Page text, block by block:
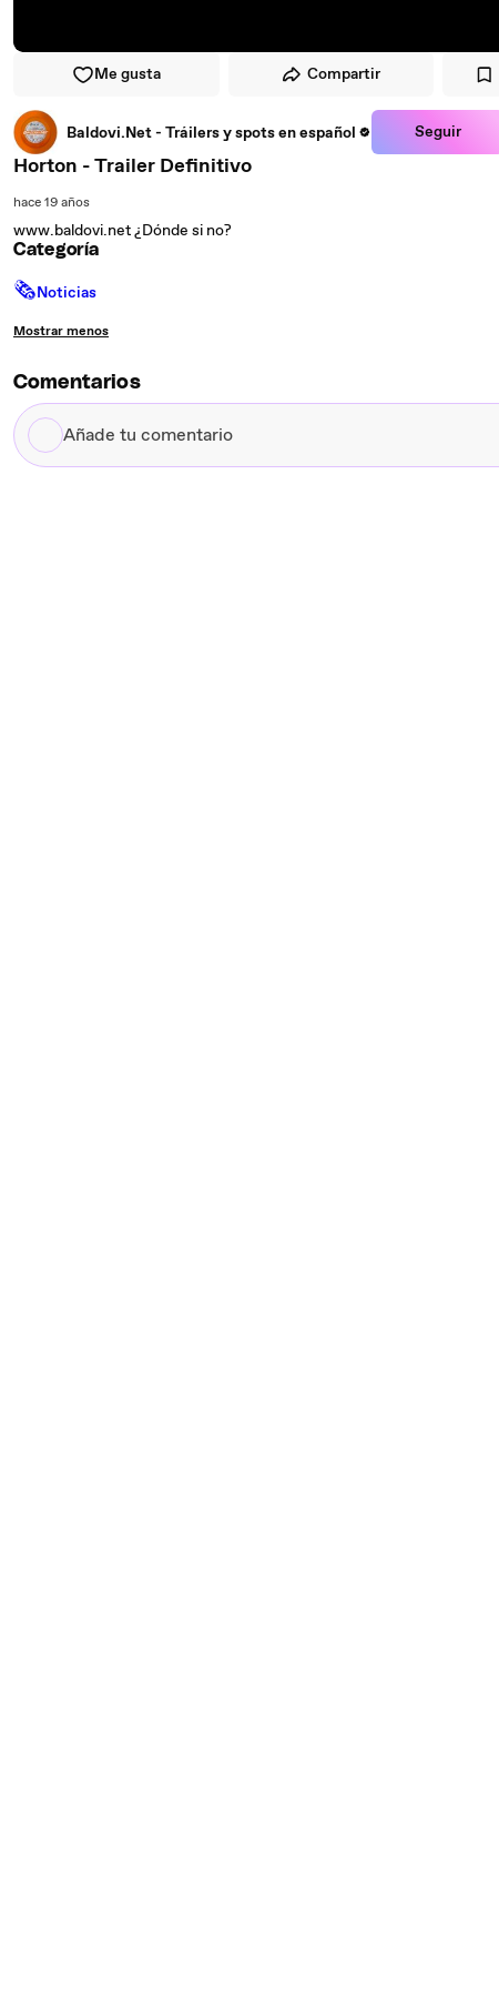
Me gusta Compartir
Baldovi.Net - Tráilers y spots en español Seguir
Horton - Trailer Definitivo
hace 19 años
www.baldovi.net ¿Dónde si no?
Categoría
🗞Noticias
Mostrar menos
Comentarios
Añade
tu